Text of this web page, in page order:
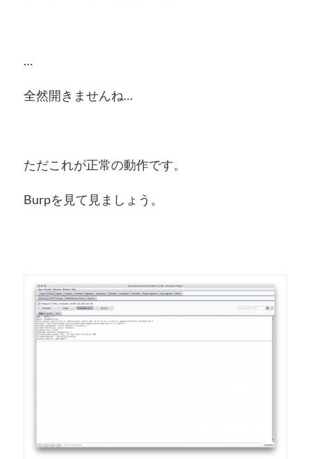
…
全然開きませんね…
ただこれが正常の動作です。
Burpを見て見ましょう。